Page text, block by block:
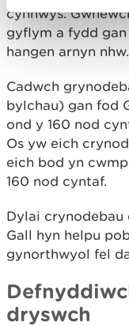
cynnwys.
gyflym a fydd
hangen arnyn nhw.
Cadwch
bylchau) gan fod
ond y 160 nod
Os yw eich
eich bod yn
160 nod cyntaf.
Dylai
Gall hyn helpu
gynorthwyol fel
dryswch